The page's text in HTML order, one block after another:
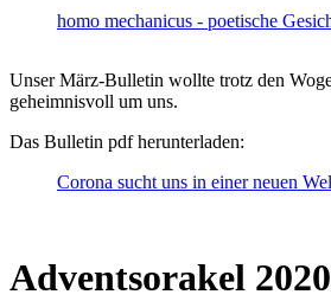
homo mechanicus - poetische
Unser März-Bulletin wollte trotz den
geheimnisvoll um uns.
Das Bulletin pdf herunterladen:
Corona sucht uns in einer neuen
Adventsorakel